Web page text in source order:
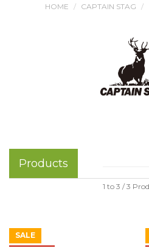
HOME CAPTAIN STAG
Products
1 to 3 / 3
SALE